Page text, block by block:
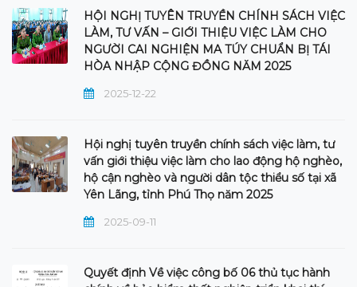
HỘI NGHỊ TUYÊN TRUYỀN CHÍNH SÁCH VIỆC
LÀM, TƯ VẤN – GIỚI THIỆU VIỆC LÀM CHO
NGƯỜI CAI NGHIỆN MA TÚY CHUẨN BỊ TÁI
HÒA NHẬP CỘNG ĐỒNG NĂM 2025
2025-12-22
Hội nghị tuyên truyền chính sách việc làm, tư
vấn giới thiệu việc làm cho lao động hộ nghèo,
hộ cận nghèo và người dân tộc thiểu số tại xã
Yên Lãng, tỉnh Phú Thọ năm 2025
2025-09-11
Quyết định Về việc công bố 06 thủ tục hành